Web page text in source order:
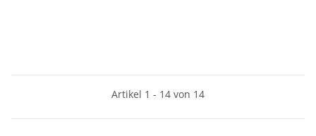
Artikel 1 - 14 von 14